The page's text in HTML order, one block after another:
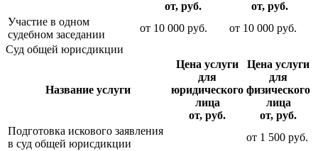
от, руб.
от, руб.
Участие в одном
судебном заседании
от 10 000 руб. от 10 000 руб.
Суд общей юрисдикции
Название услуги
Цена услуги
для
юридического
лица
от, руб.
Цена услуги
для
физического
лица
от, руб.
Подготовка искового заявления
в суд общей юрисдикции
от 1 500 руб.